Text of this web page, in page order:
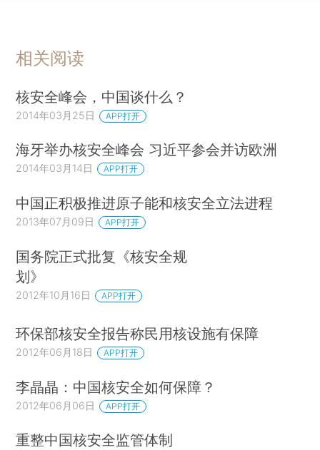
相关阅读
核安全峰会，中国谈什么？
2014年03月25日 APP打开
海牙举办核安全峰会 习近平参会并访欧洲
2014年03月14日 APP打开
中国正积极推进原子能和核安全立法进程
2013年07月09日 APP打开
国务院正式批复《核安全规
划》
2012年10月16日 APP打开
环保部核安全报告称民用核设施有保障
2012年06月18日 APP打开
李晶晶：中国核安全如何保障？
2012年06月06日 APP打开
重整中国核安全监管体制